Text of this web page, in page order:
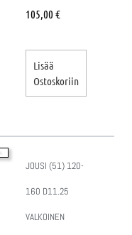
105,00 €
Lisää
Ostoskoriin
JOUSI (51) 120-
160 D11.25
VALKOINEN